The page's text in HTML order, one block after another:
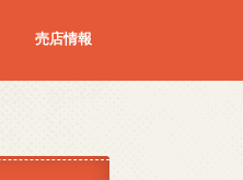
売店情報